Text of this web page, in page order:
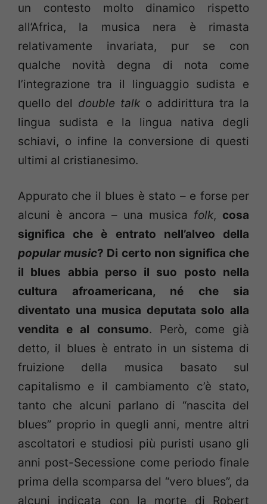
un contesto molto dinamico rispetto
all’Africa, la musica nera è rimasta
relativamente invariata, pur se con
qualche novità degna di nota come
l’integrazione tra il linguaggio sudista e
quello del double talk o addirittura tra la
lingua sudista e la lingua nativa degli
schiavi, o infine la conversione di questi
ultimi al cristianesimo.
Appurato che il blues è stato – e forse per
alcuni è ancora – una musica folk, cosa
significa che è entrato nell’alveo della
popular music? Di certo non significa che
il blues abbia perso il suo posto nella
cultura afroamericana, né che sia
diventato una musica deputata solo alla
vendita e al consumo. Però, come già
detto, il blues è entrato in un sistema di
fruizione della musica basato sul
capitalismo e il cambiamento c’è stato,
tanto che alcuni parlano di “nascita del
blues” proprio in quegli anni, mentre altri
ascoltatori e studiosi più puristi usano gli
anni post-Secessione come periodo finale
prima della scomparsa del “vero blues”, da
alcuni indicata con la morte di Robert